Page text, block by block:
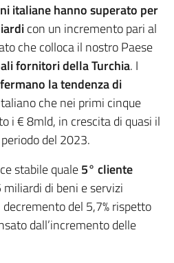
italiane hanno superato per
con un incremento pari al
che colloca il nostro Paese
fornitoridella Turchia. I
la tendenza di
che nei primi cinque
i € 8mld, in crescita di quasi il
del 2023.
stabile quale5° cliente
di beni e servizi
del 5,7% rispetto
dall’incremento delle